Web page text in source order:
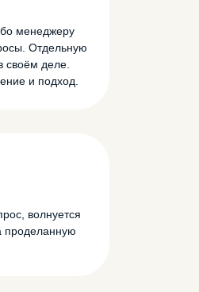
менеджеру
Отдельную
своём деле.
и подход.
волнуется
проделанную